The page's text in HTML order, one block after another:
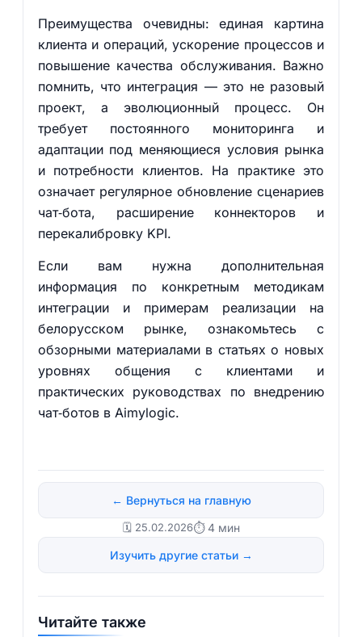
Преимущества очевидны: единая картина
клиента и операций, ускорение процессов и
повышение качества обслуживания. Важно
помнить, что интеграция — это не разовый
проект, а эволюционный процесс. Он
требует постоянного мониторинга и
адаптации под меняющиеся условия рынка
и потребности клиентов. На практике это
означает регулярное обновление сценариев
чат‑бота, расширение коннекторов и
перекалибровку KPI.
Если вам нужна дополнительная
информация по конкретным методикам
интеграции и примерам реализации на
белорусском рынке, ознакомьтесь с
обзорными материалами в статьях о новых
уровнях общения с клиентами и
практических руководствах по внедрению
чат‑ботов в Aimylogic.
← Вернуться на главную
🗓️ 25.02.2026⏱ 4 мин
Изучить другие статьи →
Читайте также